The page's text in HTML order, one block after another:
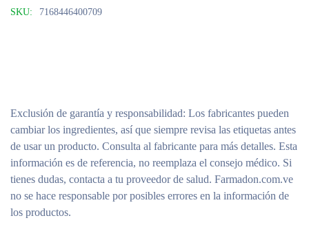
SKU:
7168446400709
Exclusión de garantía y responsabilidad: Los fabricantes pueden
cambiar los ingredientes, así que siempre revisa las etiquetas antes
de usar un producto. Consulta al fabricante para más detalles. Esta
información es de referencia, no reemplaza el consejo médico. Si
tienes dudas, contacta a tu proveedor de salud. Farmadon.com.ve
no se hace responsable por posibles errores en la información de
los productos.